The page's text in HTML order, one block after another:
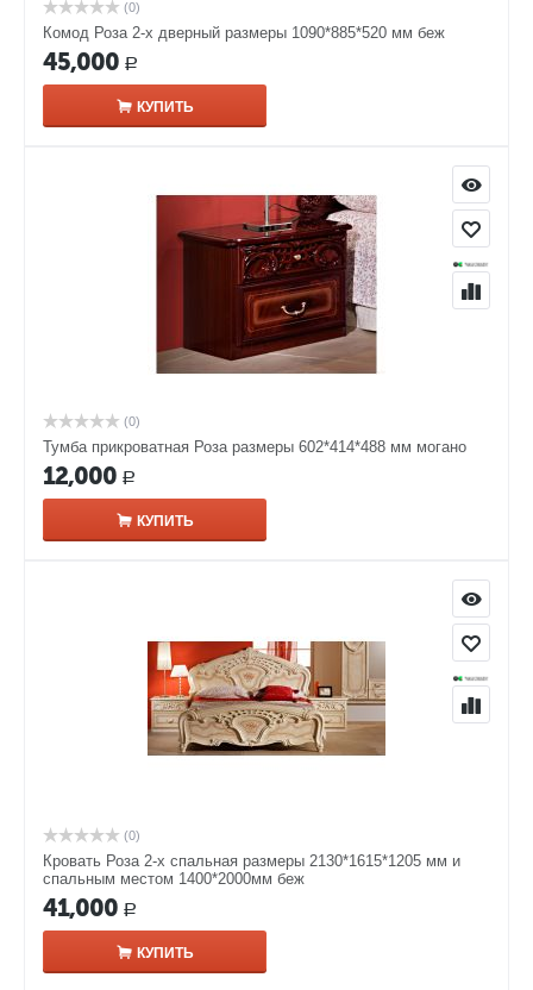
(0)
Комод Роза 2-х дверный размеры 1090*885*520 мм беж
45,000 Р
КУПИТЬ
(0)
Тумба прикроватная Роза размеры 602*414*488 мм могано
12,000 Р
КУПИТЬ
(0)
Кровать Роза 2-х спальная размеры 2130*1615*1205 мм и
спальным местом 1400*2000мм беж
41,000 Р
КУПИТЬ